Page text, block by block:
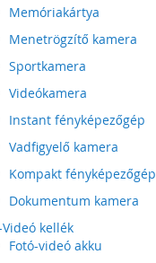
Memóriakártya
Menetrögzítő kamera
Sportkamera
Videókamera
Instant fényképezőgép
Vadfigyelő kamera
Kompakt fényképezőgép
Dokumentum kamera
Videó kellék
Fotó-videó akku